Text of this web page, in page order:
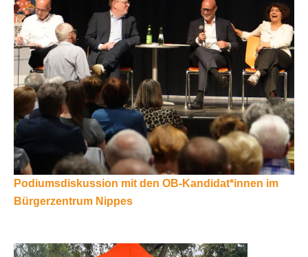
Podiumsdiskussion mit den OB-Kandidat*innen im
Bürgerzentrum Nippes